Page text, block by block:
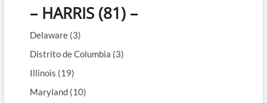
– HARRIS (81) –
Delaware (3)
Distrito de Columbia (3)
Illinois (19)
Maryland (10)